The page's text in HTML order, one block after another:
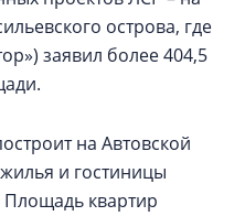
острова, где
заявил более 404,5
на Автовской
и гостиницы
квартир